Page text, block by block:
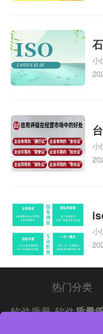
体
小
庄
费
小
心
标
小
就
和
热门分类
软件质量-软件质量